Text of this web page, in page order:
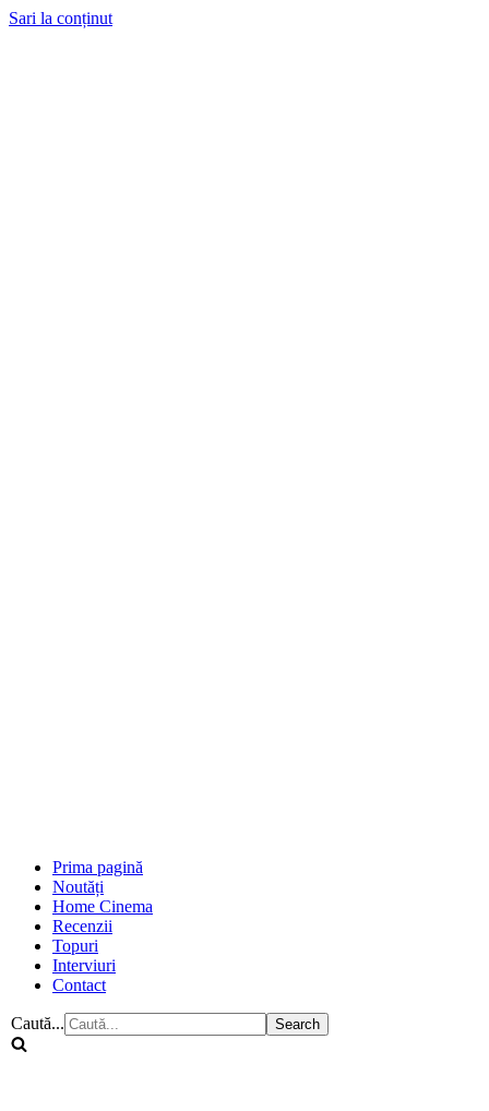
Sari la conținut
Prima pagină
Noutăți
Home Cinema
Recenzii
Topuri
Interviuri
Contact
Caută...